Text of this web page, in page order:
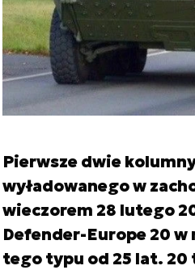
Pierwsze dwie
wyładowanego w
wieczorem 28 lutego
Defender-Europe 20
tego typu od 25 lat.